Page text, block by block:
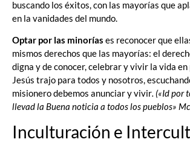
buscando los éxitos, con las mayorías que
en la vanidades del mundo.
Optar por las minorías es reconocer que
mismos derechos que las mayorías: el
digna y de conocer, celebrar y vivir la vida
Jesús trajo para todos y nosotros,
misionero debemos anunciar y vivir. («Id por
llevad la Buena noticia a todos los pueblos»
Inculturación e